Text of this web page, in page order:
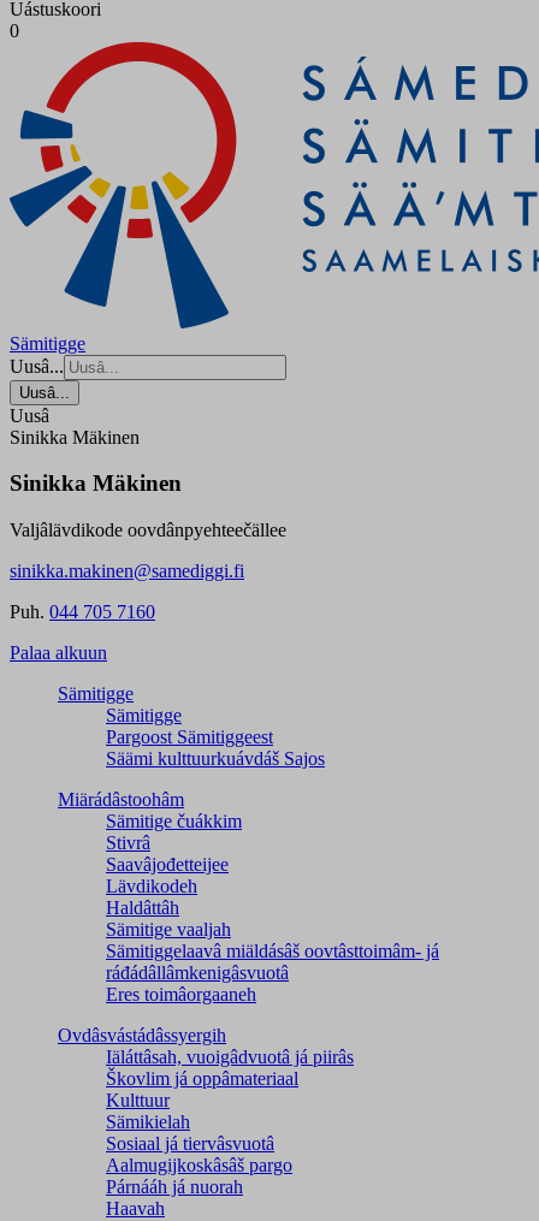
Uástuskoori
0
Sämitigge
Uusâ...
Uusâ...
Uusâ
Sinikka Mäkinen
Sinikka Mäkinen
Valjâlävdikode oovdânpyehteečällee
sinikka.makinen@samediggi.fi
Puh. 044 705 7160
Palaa alkuun
Sämitigge
Sämitigge
Pargoost Sämitiggeest
Säämi kulttuurkuávdáš Sajos
Miärádâstoohâm
Sämitige čuákkim
Stivrâ
Saavâjođetteijee
Lävdikodeh
Haldâttâh
Sämitige vaaljah
Sämitiggelaavâ miäldásâš oovtâsttoimâm- já
ráđádâllâmkenigâsvuotâ
Eres toimâorgaaneh
Ovdâsvástádâssyergih
Iäláttâsah, vuoigâdvuotâ já piirâs
Škovlim já oppâmateriaal
Kulttuur
Sämikielah
Sosiaal já tiervâsvuotâ
Aalmugijkoskâsâš pargo
Párnááh já nuorah
Haavah